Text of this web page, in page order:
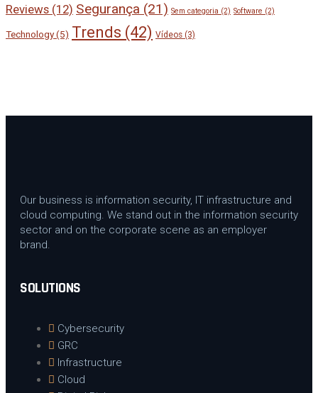
Reviews (12) Segurança (21) Sem categoria (2) Software (2)
Technology(5) Trends (42) Vídeos (3)
Our business is information security, IT infrastructure and
cloud computing. We stand out in the information security
sector and on the corporate scene as an employer
brand.
SOLUTIONS
Cybersecurity
GRC
Infrastructure
Cloud